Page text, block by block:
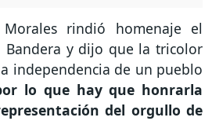
rindió homenaje el
Bandera y dijo que la tricolor
independencia de un pueblo
lo que hay que honrarla
del orgullo de